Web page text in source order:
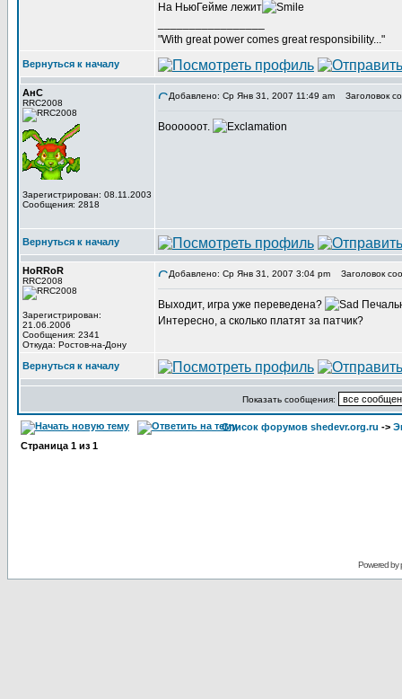
На НьюГейме лежит
"With great power comes great responsibility..."
Вернуться к началу
АнС
RRC2008
Зарегистрирован: 08.11.2003
Сообщения: 2818
Добавлено: Ср Янв 31, 2007 11:49 am Заголовок
Воооооот.
Вернуться к началу
HoRRoR
RRC2008
Зарегистрирован:
21.06.2006
Сообщения: 2341
Откуда: Ростов-на-Дону
Добавлено: Ср Янв 31, 2007 3:04 pm Заголовок
Выходит, игра уже переведена?
Интересно, а сколько платят за патчик?
Вернуться к началу
Показать сообщения:
Список форумов shedevr.org.ru ->
Страница 1 из 1
Powered by